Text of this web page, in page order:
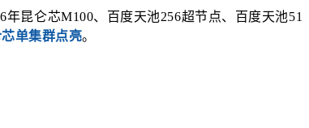
昆仑芯M100、百度天池256超节点、百度天池51
单集群点亮。